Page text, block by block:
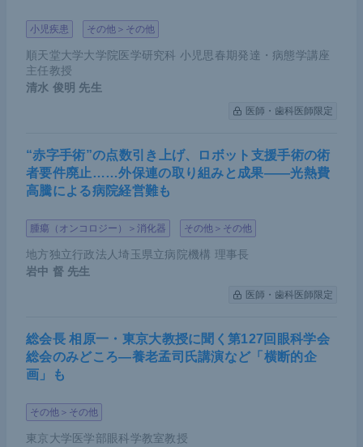
小児疾患 その他＞その他
順天堂大学大学院医学研究科 小児思春期発達・病態学講座
主任教授
清水 俊明 先生
医師・歯科医師限定
“赤字手術”の点数引き上げ、ロボット支援手術の術
者要件廃止……外保連の取り組みと成果――光熱費
高騰による病院経営難も
腫瘍（オンコロジー）＞消化器 その他＞その他
地方独立行政法人埼玉県立病院機構 理事長
岩中 督 先生
医師・歯科医師限定
総会長 相原一・東京大教授に聞く第127回眼科学会
総会のみどころ―養老孟司氏講演など「横断的企
画」も
その他＞その他
東京大学医学部眼科学教室教授